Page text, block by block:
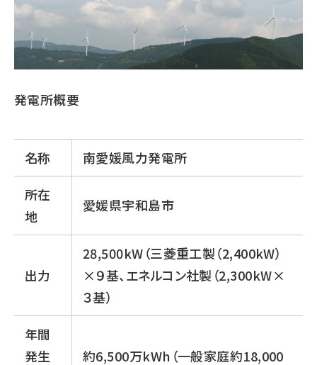
発電所概要
名称
南愛媛風力発電所
所在
地
愛媛県宇和島市
出力
28,500kW（三菱重工製（2,400kW）
×９基、エネルコン社製（2,300kW×
３基）
年間
発生
約6,500万kWh（一般家庭約18,000